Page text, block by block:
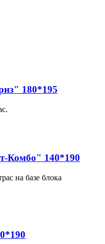
180*195
Комбо" 140*190
на базе блока